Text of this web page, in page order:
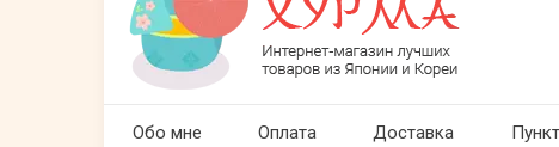
Обо мне Оплата Доставка